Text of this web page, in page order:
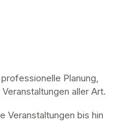
Planung,
aller Art.
Veranstaltungen bis hin